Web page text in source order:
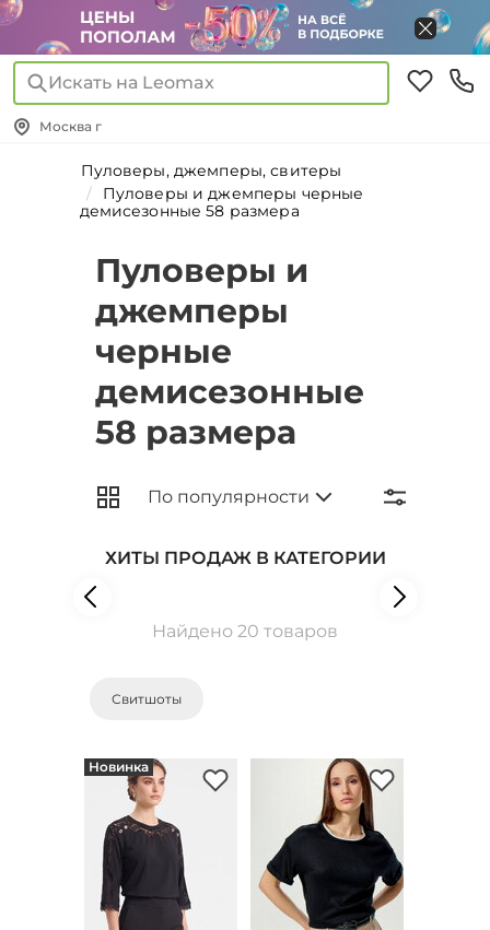
Искать на Leomax
Москва г
Пуловеры, джемперы, свитеры
Пуловеры и джемперы черные
демисезонные 58 размера
Пуловеры и
джемперы
черные
демисезонные
58 размера
ХИТЫ ПРОДАЖ В КАТЕГОРИИ
Найдено 20 товаров
Свитшоты
Новинка